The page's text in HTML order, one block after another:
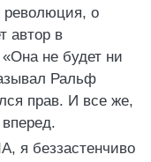
революция, о
автор в
не будет ни
Ральф
прав. И все же,
я беззастенчиво